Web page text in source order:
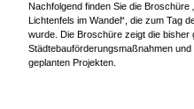
Nachfolgend finden Sie die
Lichtenfels im Wandel“, die zum Tag
wurde. Die Broschüre zeigt die bisher
Städtebauförderungsmaßnahmen
geplanten Projekten.